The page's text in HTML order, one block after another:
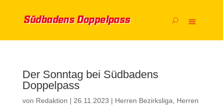
Der Sonntag bei Südbadens
Doppelpass
von Redaktion | 26.11.2023 | Herren Bezirksliga
Herren